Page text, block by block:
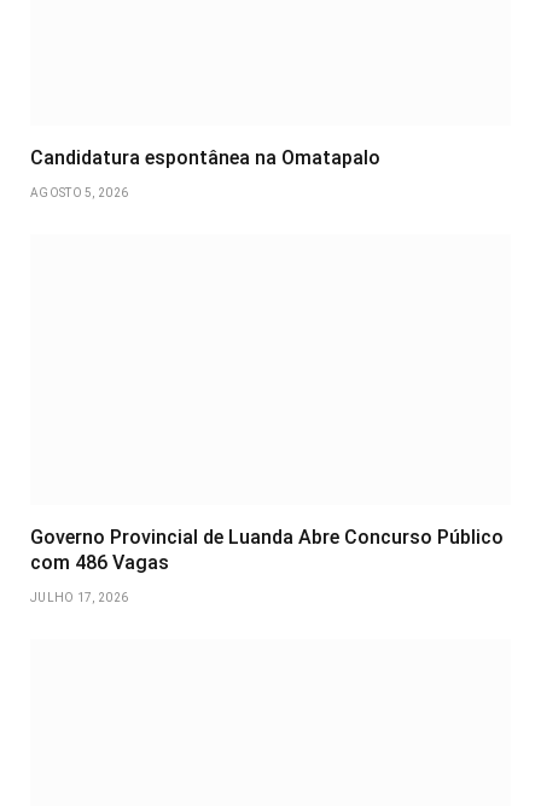
Candidatura espontânea na Omatapalo
AGOSTO 5, 2026
Governo Provincial de Luanda Abre Concurso Público
com 486 Vagas
JULHO 17, 2026